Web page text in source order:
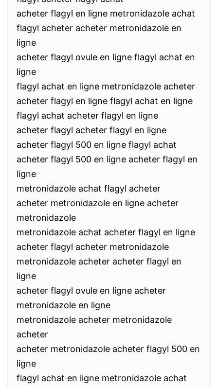
acheter flagyl en ligne metronidazole achat
flagyl acheter acheter metronidazole en
ligne
acheter flagyl ovule en ligne flagyl achat en
ligne
flagyl achat en ligne metronidazole acheter
acheter flagyl en ligne flagyl achat en ligne
flagyl achat acheter flagyl en ligne
acheter flagyl acheter flagyl en ligne
acheter flagyl 500 en ligne flagyl achat
acheter flagyl 500 en ligne acheter flagyl en
ligne
metronidazole achat flagyl acheter
acheter metronidazole en ligne acheter
metronidazole
metronidazole achat acheter flagyl en ligne
acheter flagyl acheter metronidazole
metronidazole acheter acheter flagyl en
ligne
acheter flagyl ovule en ligne acheter
metronidazole en ligne
metronidazole acheter metronidazole
acheter
acheter metronidazole acheter flagyl 500 en
ligne
flagyl achat en ligne metronidazole achat